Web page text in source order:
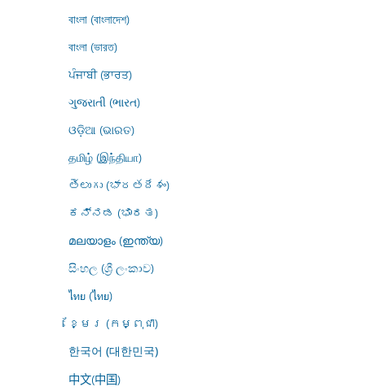
বাংলা (বাংলাদেশ)
বাংলা (ভারত)
ਪੰਜਾਬੀ (ਭਾਰਤ)
ગુજરાતી (ભારત)
ଓଡ଼ିଆ (ଭାରତ)
தமிழ் (இந்தியா)
తెలుగు (భారతదేశం)
ಕನ್ನಡ (ಭಾರತ)
മലയാളം (ഇന്ത്യ)
සිංහල (ශ්‍රී ලංකාව)
ไทย (ไทย)
ខ្មែរ (កម្ពុជា)
한국어 (대한민국)
中文(中国)